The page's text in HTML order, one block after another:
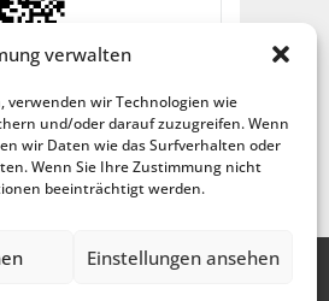
verwalten
verwenden wir Technologien wie
und/oder darauf zuzugreifen. Wenn
wir Daten wie das Surfverhalten oder
Wenn Sie Ihre Zustimmung nicht
beeinträchtigt werden.
Einstellungen ansehen